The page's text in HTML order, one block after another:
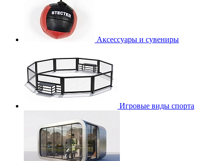
Аксессуары и сувениры
Игровые виды спорта